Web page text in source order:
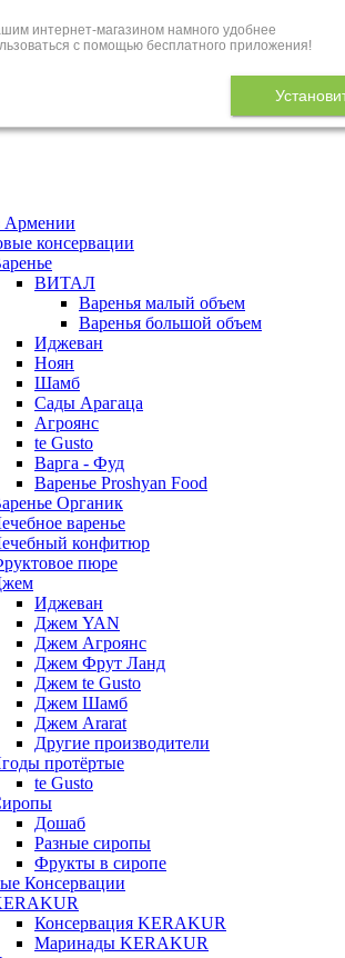
интернет-магазином намного удобнее
с помощью бесплатного приложения!
Армении
консервации
ВИТАЛ
Варенья малый объем
Варенья большой объем
Иджеван
Ноян
Шамб
Сады Арагаца
Агроянс
te Gusto
Варга - Фуд
Варенье Proshyan Food
Органик
варенье
конфитюр
пюре
Иджеван
Джем YAN
Джем Агроянс
Джем Фрут Ланд
Джем te Gusto
Джем Шамб
Джем Ararat
Другие производители
протёртые
te Gusto
Дошаб
Разные сиропы
Фрукты в сиропе
Консервации
Консервация KERAKUR
Маринады KERAKUR